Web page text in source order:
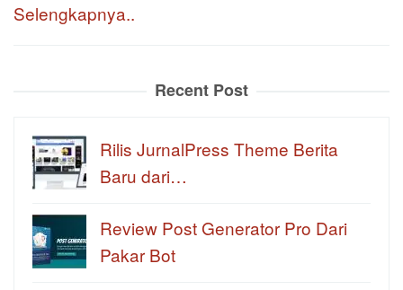
Selengkapnya..
Recent Post
Rilis JurnalPress Theme Berita
Baru dari…
Review Post Generator Pro Dari
Pakar Bot